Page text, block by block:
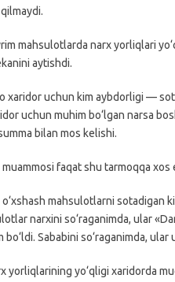
mahsulotlarda narx yorliqlari
aytishdi.
xaridor uchun kim aybdorligi —
uchun muhim bo‘lgan narsa
bilan mos kelishi.
faqat shu tarmoqqa xos
mahsulotlarni sotadigan
narxini so‘raganimda, ular
bo‘ldi. Sababini so‘raganimda,
yorliqlarining yo‘qligi xaridorda